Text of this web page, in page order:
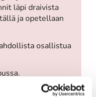
läpi draivista
ja opetellaan
osallistua